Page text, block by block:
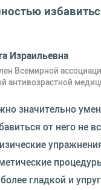
Израильевна
Всемирной
антивозрастной
значительно
от него не
гладкой и